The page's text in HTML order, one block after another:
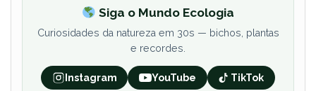
Siga o Mundo Ecologia
Curiosidades da natureza em 30s — bichos, plantas
e recordes.
Instagram YouTube TikTok